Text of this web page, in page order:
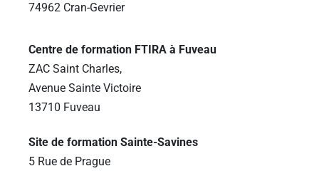
74962 Cran-Gevrier
Centre de formation FTIRA à Fuveau
ZAC Saint Charles,
Avenue Sainte Victoire
13710 Fuveau
Site de formation Sainte-Savines
5 Rue de Prague